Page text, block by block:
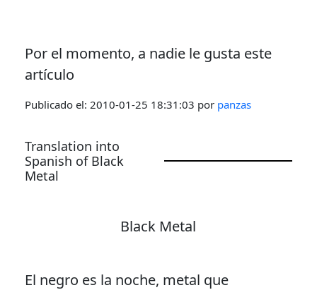
Por el momento, a nadie le gusta este
artículo
Publicado el: 2010-01-25 18:31:03 por panzas
Translation into
Spanish of Black
Metal
Black Metal
El negro es la noche, metal que